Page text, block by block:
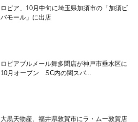
ロピア、10月中旬に埼玉県加須市の「加須ビ
バモール」に出店
ロピアブルメール舞多聞店が神戸市垂水区に
10月オープン SC内の関スパ...
大黒天物産、福井県敦賀市にラ・ムー敦賀店